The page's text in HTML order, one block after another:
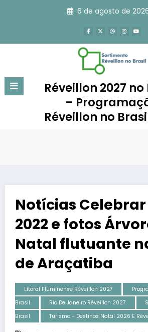
6 de agosto de
Réveillon 2027
–
Réveillon no
Notícias
2022 e fotos
Natal flutuante
de Araçatiba
Litoral Fluminense Réveillon 2027
Brasil
Rio De Janeiro Réveillon 2027
Brasil
Turismo - Destinos Natal 2026 E